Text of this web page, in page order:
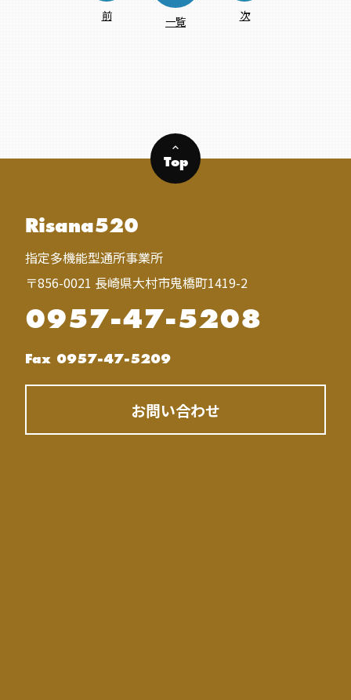
前 一覧 次
keyboard_arrow_up
Top
Risana520
指定多機能型通所事業所
〒856-0021 長崎県大村市鬼橋町1419-2
0957-47-5208
Fax 0957-47-5209
お問い合わせ